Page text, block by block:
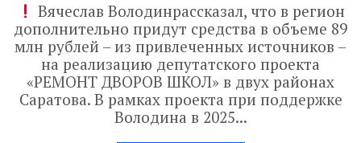
Вячеслав Володинрассказал, что в регион
дополнительно придут средства в объеме 89
млн рублей – из привлеченных источников –
на реализацию депутатского проекта
«РЕМОНТ ДВОРОВ ШКОЛ» в двух районах
Саратова. В рамках проекта при поддержке
Володина в 2025...